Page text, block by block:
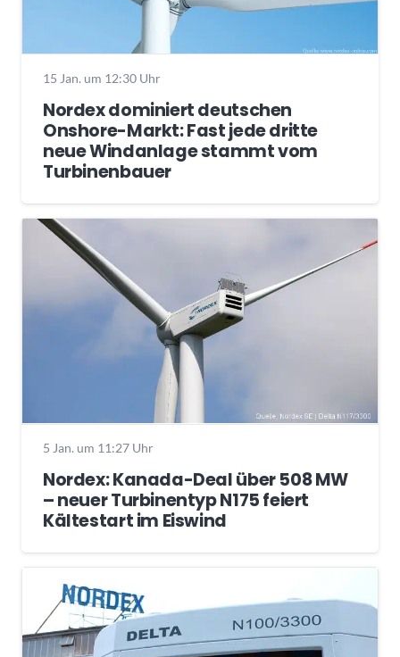
15 Jan. um 12:30 Uhr
Nordex dominiert deutschen
Onshore-Markt: Fast jede dritte
neue Windanlage stammt vom
Turbinenbauer
5 Jan. um 11:27 Uhr
Nordex: Kanada-Deal über 508 MW
– neuer Turbinentyp N175 feiert
Kältestart im Eiswind